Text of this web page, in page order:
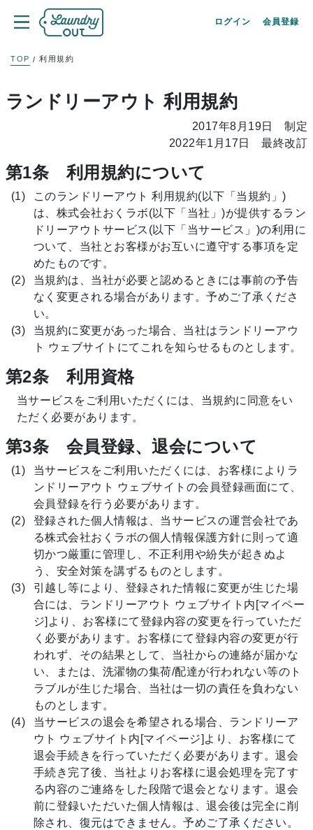
ログイン 会員登録
TOP 利用規約
ランドリーアウト 利用規約
2017年8月19日 制定
2022年1月17日 最終改訂
第1条 利用規約について
このランドリーアウト 利用規約(以下「当規約」)
は、株式会社おくラボ(以下「当社」)が提供するラン
ドリーアウトサービス(以下「当サービス」)の利用に
ついて、当社とお客様がお互いに遵守する事項を定
めたものです。
当規約は、当社が必要と認めるときには事前の予告
なく変更される場合があります。予めご了承くださ
い。
当規約に変更があった場合、当社はランドリーアウ
ト ウェブサイトにてこれを知らせるものとします。
第2条 利用資格
当サービスをご利用いただくには、当規約に同意をい
ただく必要があります。
第3条 会員登録、退会について
当サービスをご利用いただくには、お客様によりラ
ンドリーアウト ウェブサイトの会員登録画面にて、
会員登録を行う必要があります。
登録された個人情報は、当サービスの運営会社であ
る株式会社おくラボの個人情報保護方針に則って適
切かつ厳重に管理し、不正利用や紛失が起きぬよ
う、安全対策を講ずるものとします。
引越し等により、登録された情報に変更が生じた場
合には、ランドリーアウト ウェブサイト内[マイペー
ジ]より、お客様にて登録内容の変更を行っていただ
く必要があります。お客様にて登録内容の変更が行
われず、その結果として、当社からの連絡が届かな
い、または、洗濯物の集荷/配達が行われない等のト
ラブルが生じた場合、当社は一切の責任を負わない
ものとします。
当サービスの退会を希望される場合、ランドリーア
ウト ウェブサイト内[マイページ]より、お客様にて
退会手続きを行っていただく必要があります。退会
手続き完了後、当社よりお客様に退会処理を完了す
る内容のご連絡をした段階で退会となります。退会
前に登録いただいた個人情報は、退会後は完全に削
除され、復元はできません。予めご了承ください。